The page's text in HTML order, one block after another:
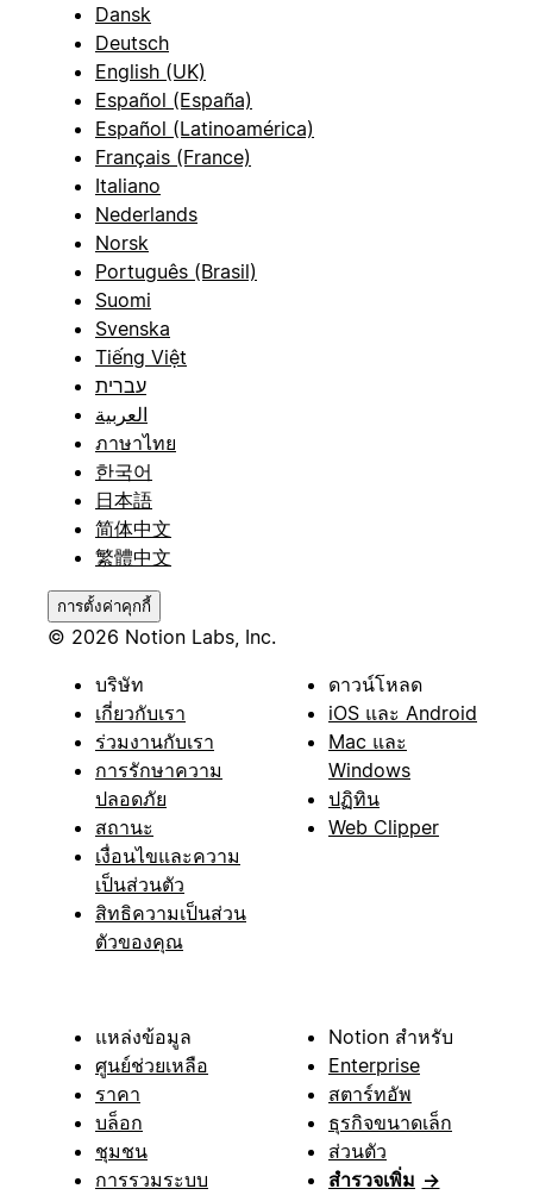
Dansk
Deutsch
English (UK)
Español (España)
Español (Latinoamérica)
Français (France)
Italiano
Nederlands
Norsk
Português (Brasil)
Suomi
Svenska
Tiếng Việt
עברית
العربية
ภาษาไทย
한국어
日本語
简体中文
繁體中文
การตั้งค่าคุกกี้
© 2026 Notion Labs, Inc.
บริษัท
เกี่ยวกับเรา
ร่วมงานกับเรา
การรักษาความ
ปลอดภัย
สถานะ
เงื่อนไขและความ
เป็นส่วนตัว
สิทธิความเป็นส่วน
ตัวของคุณ
ดาวน์โหลด
iOS และ Android
Mac และ
Windows
ปฏิทิน
Web Clipper
แหล่งข้อมูล
ศูนย์ช่วยเหลือ
ราคา
บล็อก
ชุมชน
การรวมระบบ
Notion สำหรับ
Enterprise
สตาร์ทอัพ
ธุรกิจขนาดเล็ก
ส่วนตัว
สำรวจเพิ่ม →